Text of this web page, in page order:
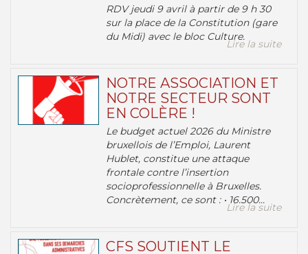
RDV jeudi 9 avril à partir de 9 h 30
sur la place de la Constitution (gare
du Midi) avec le bloc Culture.
Lire la suite
NOTRE ASSOCIATION ET
NOTRE SECTEUR SONT
EN COLÈRE !
Le budget actuel 2026 du Ministre
bruxellois de l’Emploi, Laurent
Hublet, constitue une attaque
frontale contre l’insertion
socioprofessionnelle à Bruxelles.
Concrètement, ce sont : • 16.500...
Lire la suite
CFS SOUTIENT LE